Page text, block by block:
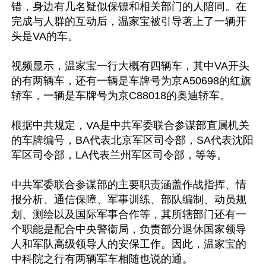
错，身边有几名疑似保镖和相关部门的人陪同。在
完成与人群的互动后，温家宝被引导著上了一辆开
头是VA的车。
视频显示，温家宝一行大概有四辆车，其中VA开头
的有两辆车，还有一辆是车牌号为京A50698的红旗
轿车，一辆是车牌号为京C88018的奥迪轿车。
根据中共规定，VA是中共军委联合参谋部直属机关
的车牌编号，BA代表北京军区司令部，SA代表沈阳
军区司令部，LA代表兰州军区司令部，等等。
中共军委联合参谋部的主要职责涵盖作战指挥、情
报分析、通信保障、军事训练、部队编制、动员规
划、测绘以及国际军事合作等，其所辖部门还有一
个职能是配合中央警衞局，负责部分退休国家领导
人和军队高级领导人的安保工作。因此，温家宝的
中科院之行有两辆军车相随也说的通。